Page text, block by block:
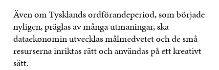
Även om Tysklands ordförandeperiod, som började
nyligen, präglas av många utmaningar, ska
dataekonomin utvecklas målmedvetet och de små
resurserna inriktas rätt och användas på ett kreativt
sätt.